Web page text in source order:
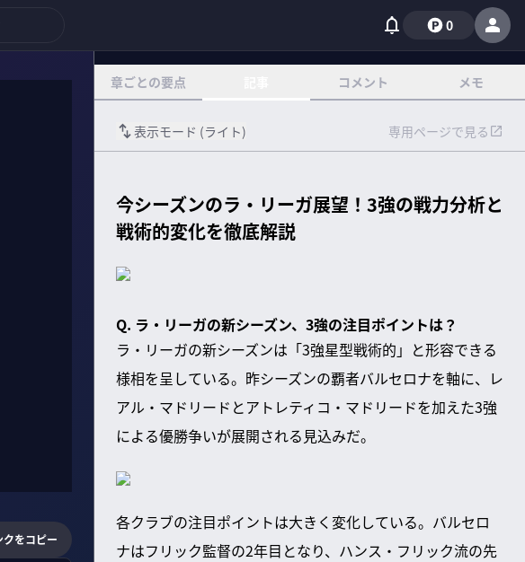
0
クをコピー
章ごとの要点 コメント メモ
表示モード (ライト) 専用ページで見る
今シーズンのラ・リーガ展望！3強の戦力分析と
戦術的変化を徹底解説
Q. ラ・リーガの新シーズン、3強の注目ポイントは？
ラ・リーガの新シーズンは「3強星型戦術的」と形容できる
様相を呈している。昨シーズンの覇者バルセロナを軸に、レ
アル・マドリードとアトレティコ・マドリードを加えた3強
による優勝争いが展開される見込みだ。
各クラブの注目ポイントは大きく変化している。バルセロ
ナはフリック監督の2年目となり、ハンス・フリック流の先